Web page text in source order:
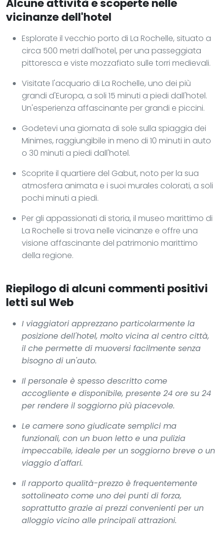
vicinanze dell'hotel
Esplorate il vecchio porto di La Rochelle, situato a
circa 500 metri dall'hotel, per una passeggiata
pittoresca e viste mozzafiato sulle torri medievali.
Visitate l'acquario di La Rochelle, uno dei più
grandi d'Europa, a soli 15 minuti a piedi dall'hotel.
Un'esperienza affascinante per grandi e piccini.
Godetevi una giornata di sole sulla spiaggia dei
Minimes, raggiungibile in meno di 10 minuti in auto
o 30 minuti a piedi dall'hotel.
Scoprite il quartiere del Gabut, noto per la sua
atmosfera animata e i suoi murales colorati, a soli
pochi minuti a piedi.
Per gli appassionati di storia, il museo marittimo di
La Rochelle si trova nelle vicinanze e offre una
visione affascinante del patrimonio marittimo
della regione.
Riepilogo di alcuni commenti positivi
letti sul Web
I viaggiatori apprezzano particolarmente la
posizione dell'hotel, molto vicina al centro città,
il che permette di muoversi facilmente senza
bisogno di un'auto.
Il personale è spesso descritto come
accogliente e disponibile, presente 24 ore su 24
per rendere il soggiorno più piacevole.
Le camere sono giudicate semplici ma
funzionali, con un buon letto e una pulizia
impeccabile, ideale per un soggiorno breve o un
viaggio d'affari.
Il rapporto qualità-prezzo è frequentemente
sottolineato come uno dei punti di forza,
soprattutto grazie ai prezzi convenienti per un
alloggio vicino alle principali attrazioni.